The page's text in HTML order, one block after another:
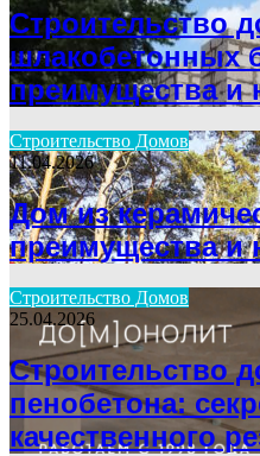
Строительство
шлакобетонных
преимущества и
Строительство Домов
11.04.2026
Дом из
преимущества и
Строительство Домов
25.04.2026
Строительство
пенобетона:
качественного